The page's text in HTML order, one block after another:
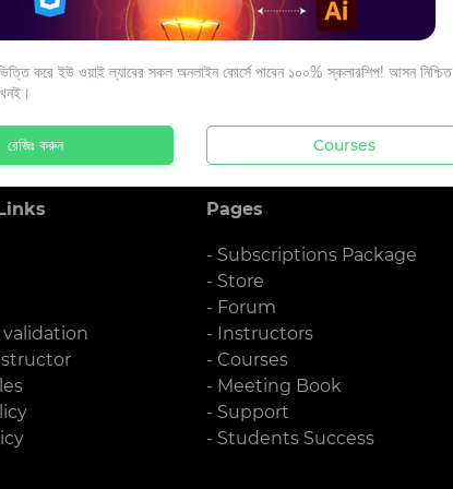
Pages
- Subscriptions Package
- Store
- Forum
- Instructors
- Courses
- Meeting Book
- Support
- Students Success
করে ইউ ওয়াই ল্যাবের সকল অনলাইন কোর্সে পাবেন ১০০% স্কলারশিপ! আসন নিশ্চিত
রেজিঃ করুন Courses